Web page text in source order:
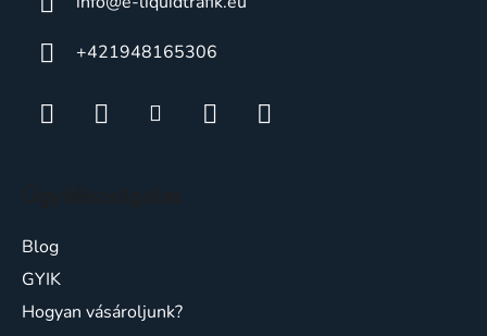
+421948165306
Blog
GYIK
Hogyan vásároljunk?